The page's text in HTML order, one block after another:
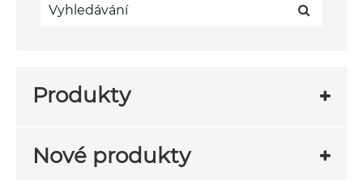
Produkty
Nové produkty